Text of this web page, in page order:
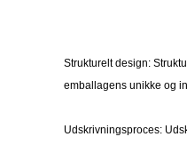
Strukturelt design:
emballagens unikke og
Udskrivningsproces: